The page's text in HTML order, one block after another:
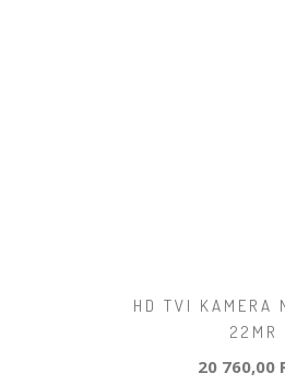
HD TVI KAMERA
22MR
20 760,00